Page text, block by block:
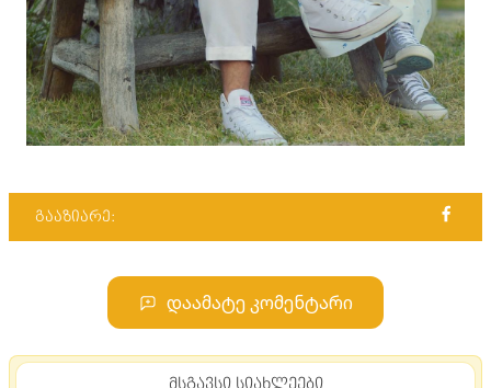
გააზიარე:
დაამატე კომენტარი